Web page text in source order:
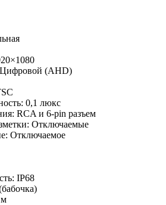
Цифровой (AHD)
0,1 люкс
RCA и 6-pin разъем
Отключаемые
Отключаемое
IP68
м